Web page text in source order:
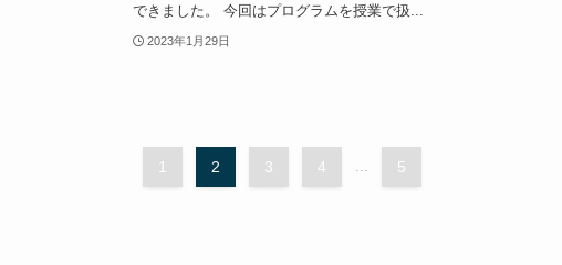
できました。 今回はプログラムを授業で扱...
2023年1月29日
1 2 3 4 5